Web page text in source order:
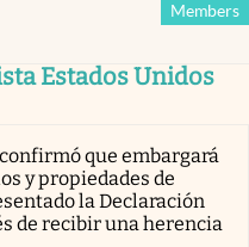
Members
Estados Unidos
que embargará
y propiedades de
la Declaración
de recibir una herencia